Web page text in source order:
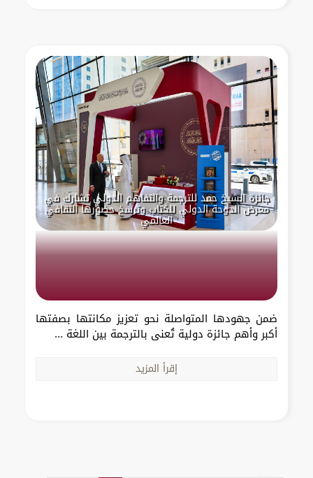
جائزة الشيخ حمد للترجمة والتفاهم الدولي تشارك في
معرض الدوحة الدولي للكتاب وترسخ حضورها الثقافي
العالمي
ضمن جهودها المتواصلة نحو تعزيز مكانتها بصفتها
أكبر وأهم جائزة دولية تُعنى بالترجمة بين اللغة ...
إقرأ المزيد